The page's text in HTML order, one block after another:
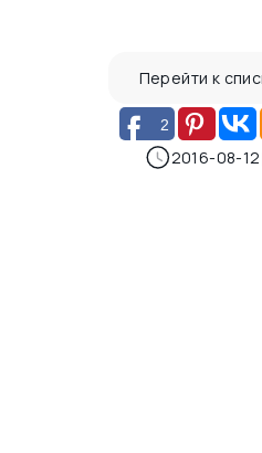
Перейти к
2
2016-08-12